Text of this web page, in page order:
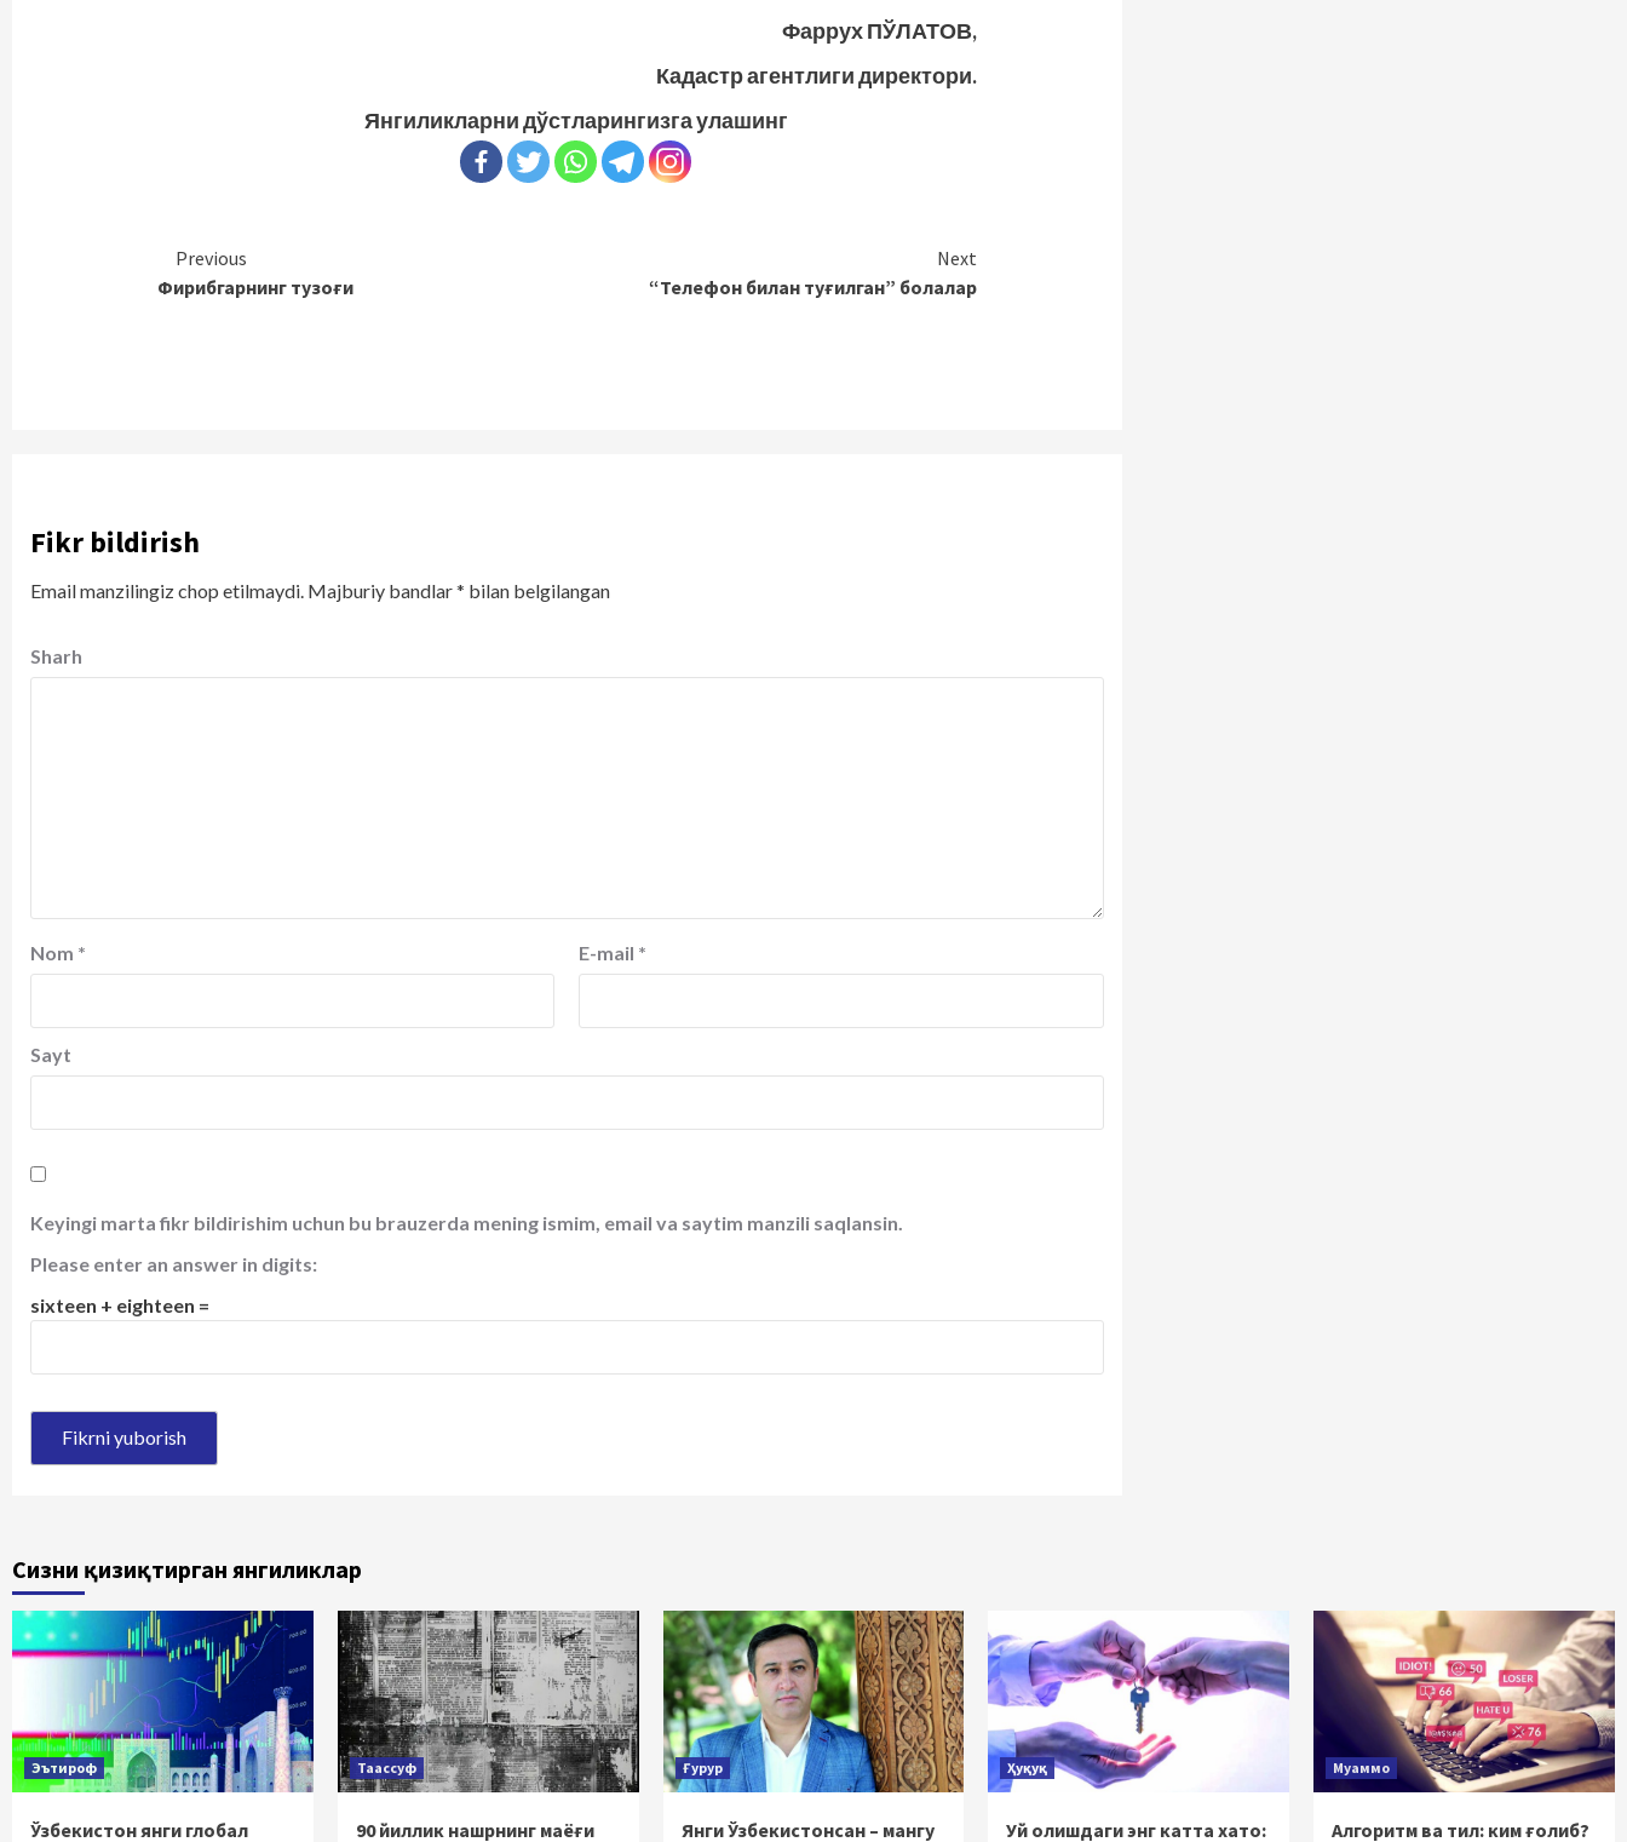
Фаррух ПЎЛАТОВ,
Кадастр агентлиги директори.
Янгиликларни дўстларингизга улашинг
Continue
Reading
Previous
Фирибгарнинг тузоғи
Next
“Телефон билан туғилган” болалар
Fikr bildirish
Email manzilingiz chop etilmaydi. Majburiy bandlar* bilan belgilangan
Sharh
Nom * E-mail *
Sayt
Keyingi marta fikr bildirishim uchun bu brauzerda mening ismim, email va saytim manzili saqlansin.
Please enter an answer in digits:
sixteen + eighteen =
Сизни қизиқтирган янгиликлар
Эътироф
Ўзбекистон янги глобал
Таассуф
90 йиллик нашрнинг маёғи
Ғурур
Янги Ўзбекистонсан – мангу
Ҳуқуқ
Уй олишдаги энг катта хато:
Муаммо
Алгоритм ва тил: ким ғолиб?